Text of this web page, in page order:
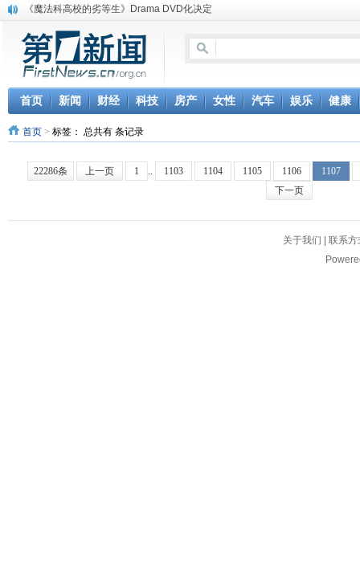
《魔法科高校的劣等生》Drama DVD化决定
消息称刘强东要求京东商城明年扭亏为盈
保健品也能吃出一身病? 康宝莱员工自揭多项家丑
煤价"跳水"电企利润"蹦高" 电煤联动亟待完善
苹果公司自建太阳能电厂为数据中心供电
吃饭、睡觉、黑人人？
网络电商和传统出版商的角逐：亚马逊停止接受Hachette所有图书订单
《中二病也想谈恋爱》女主角特报预告公开
首页 新闻 财经 科技 房产 女性 汽车 娱乐 健康
首页 > 标签： 总共有 条记录
22286条 上一页 1 .. 1103 1104 1105 1106
1107
下一页
关于我们
联系方